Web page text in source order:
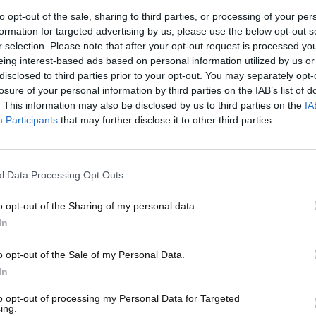
opt-out of the sale, sharing to third parties, or processing of your
for targeted advertising by us, please use the below opt-out
selection. Please note that after your opt-out request is processed
interest-based ads based on personal information utilized by us
to third parties prior to your opt-out. You may separately
of your personal information by third parties on the IAB’s list of
This information may also be disclosed by us to third parties on the
Participants that may further disclose it to other third parties.
Data Processing Opt Outs
opt-out of the Sharing of my personal data.
opt-out of the Sale of my Personal Data.
opt-out of processing my Personal Data for Targeted
gli occupanti rimangano intrappolati all’interno delle
simbolo dell’industria automobilistica cinese, e nella
criticità. A Changchun, il congelamento del motorino della
i soccorsi, mentrenel Guangdong i cortocircuiti
costringendo i passeggeri a rompere i
delle auto con maniglie elettriche consente un’apertura
98% dei veicoli con sistemi meccanici tradizionali. Inoltre,
alle maniglie a scomparsa sono aumentate del 132%
rimaste incastrate, e hanno spinto l’associazione
del settore
e quelle elettriche risultano circa tre volte più costose
A questi si sommano costi di riparazione
fattori che aumentano il disagio per i
per i produttori.